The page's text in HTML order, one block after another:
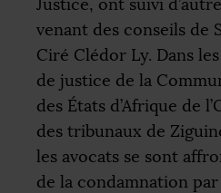
Justice, ont suivi
venant des conseils de
Ciré Clédor Ly. Dans
de justice de la
des États d’Afrique de
des tribunaux de
les avocats se sont
de la condamnation